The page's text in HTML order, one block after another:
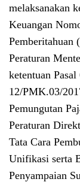
melaksanakan
Keuangan
Pemberitahuan
Peraturan
ketentuan
12/PMK.03/
Pemungutan
Peraturan
Tata Cara
Unifikasi serta
Penyampaian